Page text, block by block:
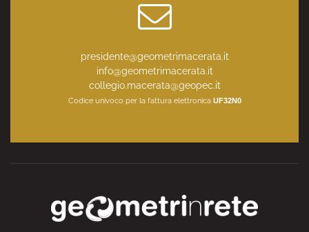
presidente@geometrimacerata.it
info@geometrimacerata.it
collegio.macerata@geopec.it
Codice univoco per la fattura elettronica UF32N0